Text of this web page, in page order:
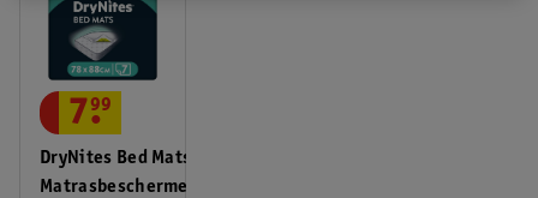
DryNites Bed Mats
Matrasbeschermers
7.
99